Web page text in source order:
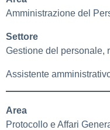
Amministrazione del
Settore
Gestione del personale,
Assistente
Area
Protocollo e Affari